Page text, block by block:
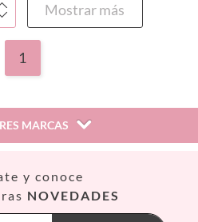
Mostrar más
1
MARCAS
y conoce
NOVEDADES